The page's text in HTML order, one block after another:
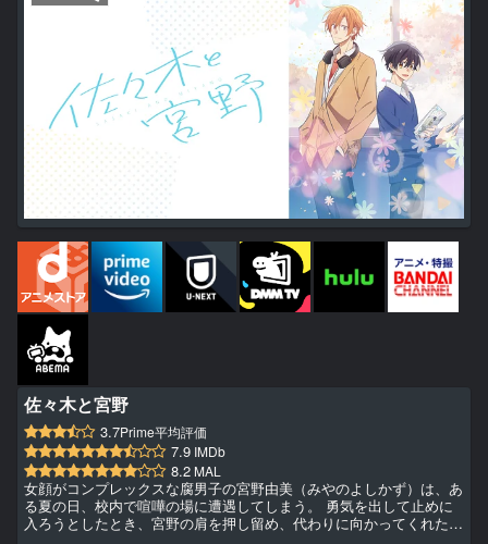
佐々木と宮野
3.7Prime平均評価
7.9 IMDb
8.2 MAL
女顔がコンプレックスな腐男子の宮野由美（みやのよしかず）は、あ
る夏の日、校内で喧嘩の場に遭遇してしまう。 勇気を出して止めに
入ろうとしたとき、宮野の肩を押し留め、代わりに向かってくれたの